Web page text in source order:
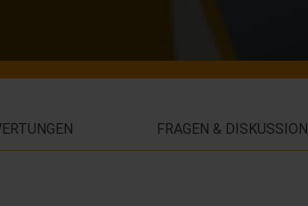
FRAGEN & DISKUSSION